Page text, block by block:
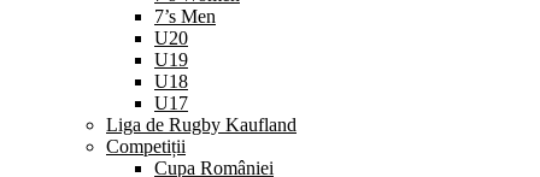
7’s Men
U20
U19
U18
U17
Liga de Rugby Kaufland
Competiții
Cupa României